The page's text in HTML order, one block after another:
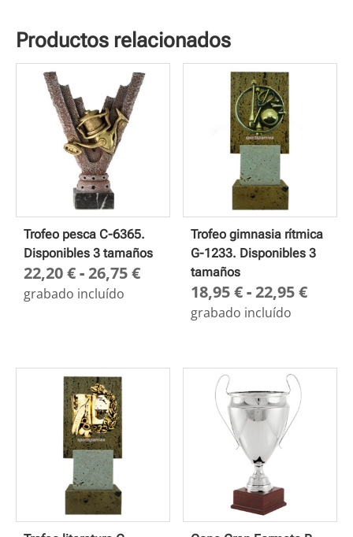
Productos relacionados
Trofeo pesca C-6365.
Disponibles 3 tamaños
22,20€-26,75€Rango
precios:
hasta
grabado incluído
Trofeo gimnasia rítmica
G-1233. Disponibles 3
tamaños
18,95€-22,95€
18,95
grabado incluído